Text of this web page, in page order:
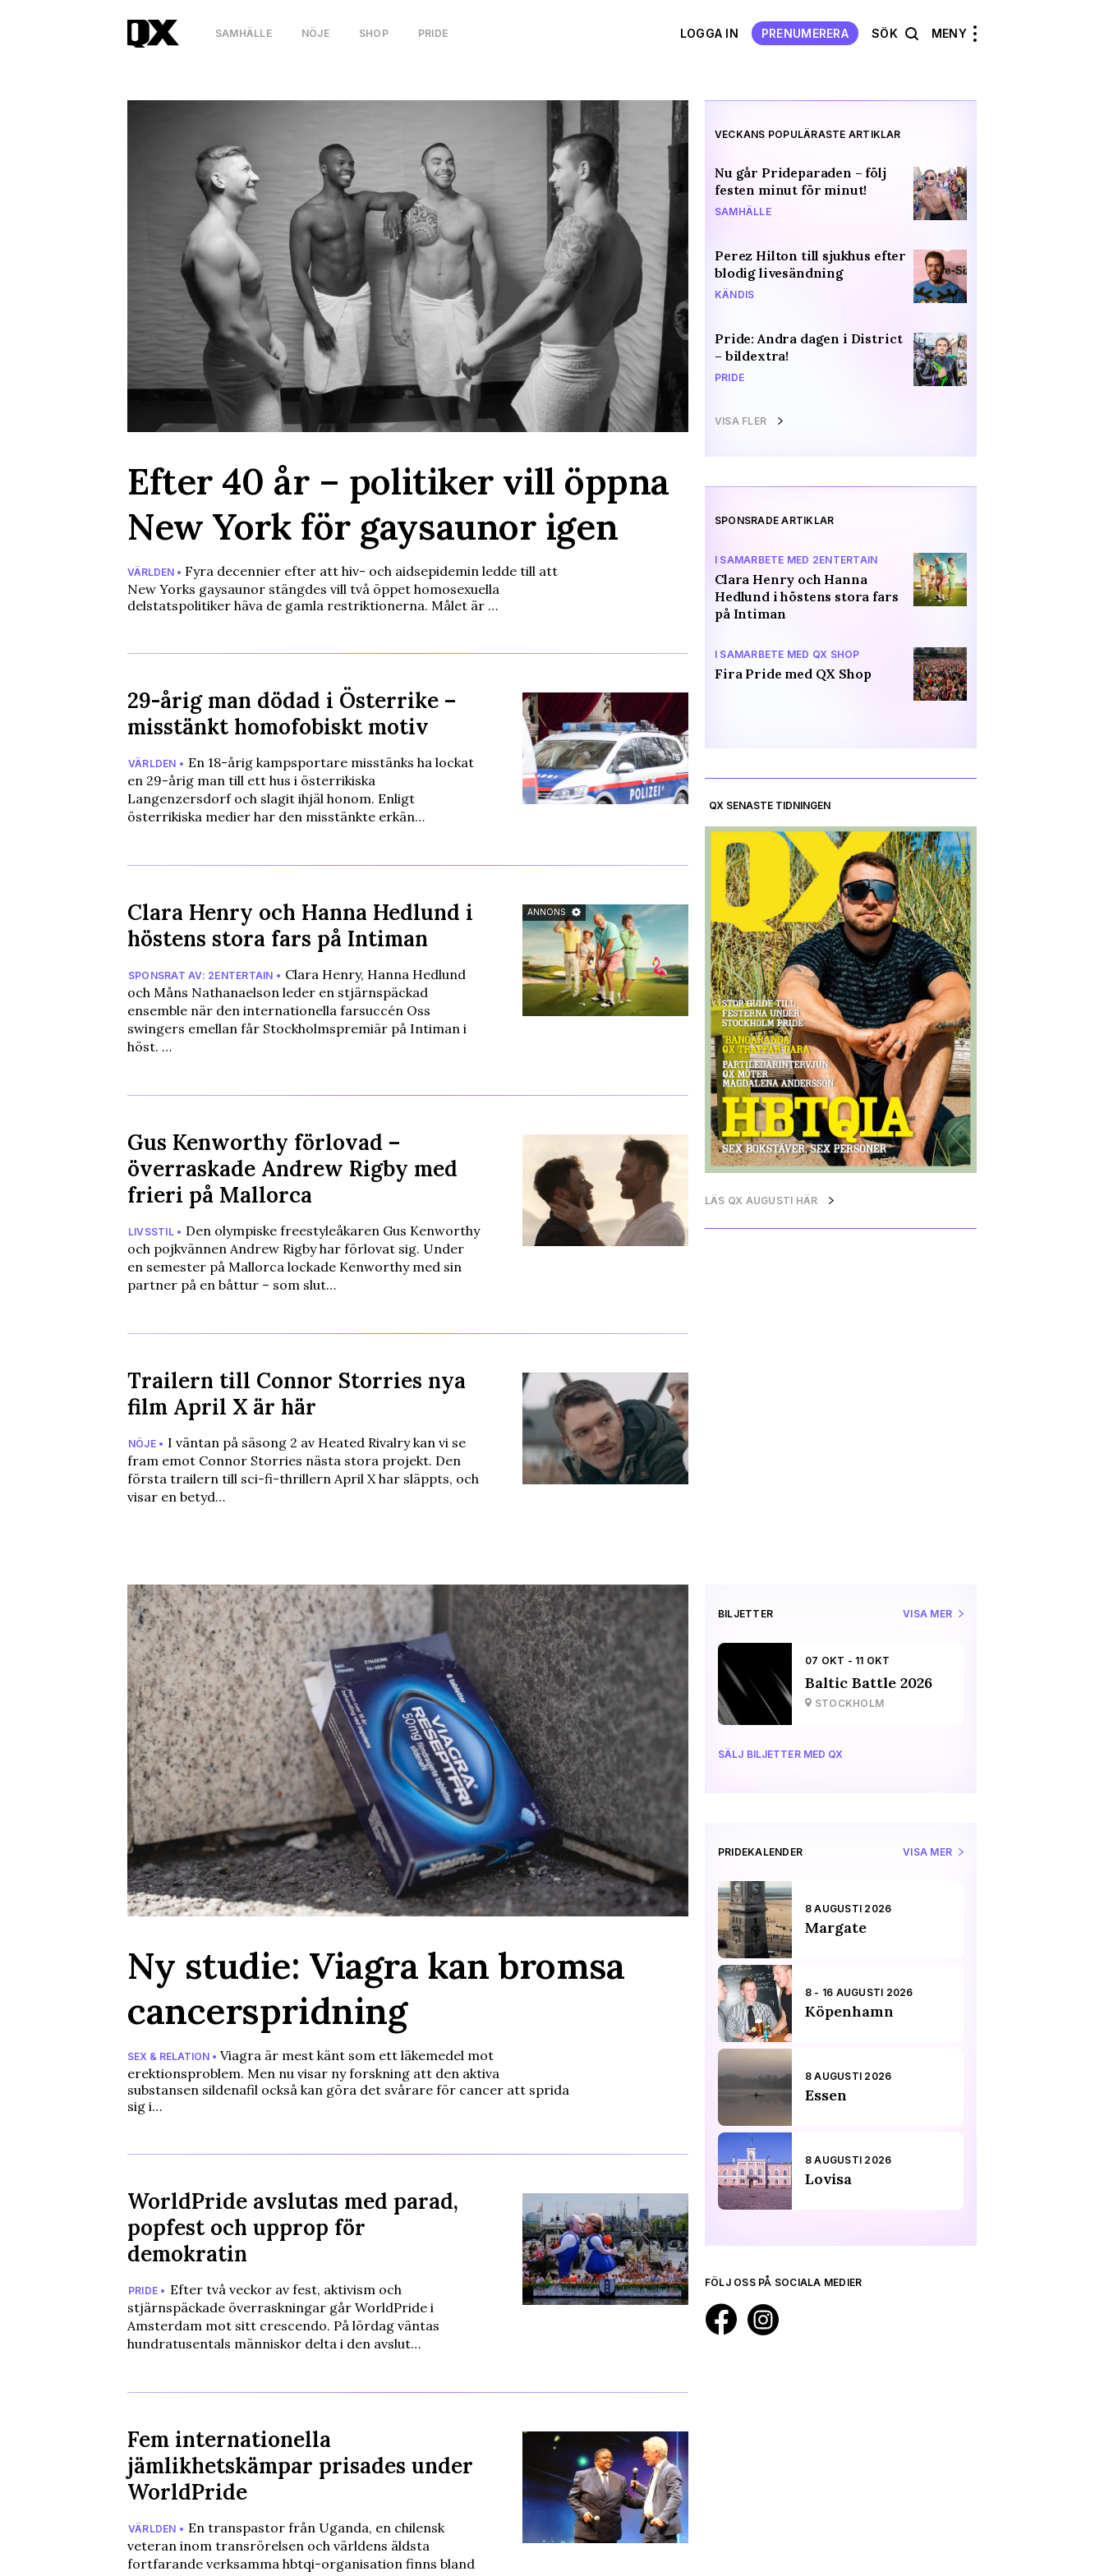
SAMHÄLLE NÖJE SHOP PRIDE LOGGA IN PRENUMERERA SÖK MENY
Efter 40 år – politiker vill öppna
New York för gaysaunor igen
VÄRLDEN • Fyra decennier efter att hiv- och aidsepidemin ledde till att
New Yorks gaysaunor stängdes vill två öppet homosexuella
delstatspolitiker häva de gamla restriktionerna. Målet är …
29-årig man dödad i Österrike –
misstänkt homofobiskt motiv
VÄRLDEN • En 18-årig kampsportare misstänks ha lockat
en 29-årig man till ett hus i österrikiska
Langenzersdorf och slagit ihjäl honom. Enligt
österrikiska medier har den misstänkte erkän…
ANNONS
Clara Henry och Hanna Hedlund i
höstens stora fars på Intiman
SPONSRAT AV: 2ENTERTAIN • Clara Henry, Hanna Hedlund
och Måns Nathanaelson leder en stjärnspäckad
ensemble när den internationella farsuccén Oss
swingers emellan får Stockholmspremiär på Intiman i
höst. …
Gus Kenworthy förlovad –
överraskade Andrew Rigby med
frieri på Mallorca
LIVSSTIL • Den olympiske freestyleåkaren Gus Kenworthy
och pojkvännen Andrew Rigby har förlovat sig. Under
en semester på Mallorca lockade Kenworthy med sin
partner på en båttur – som slut…
Trailern till Connor Storries nya
film April X är här
NÖJE • I väntan på säsong 2 av Heated Rivalry kan vi se
fram emot Connor Storries nästa stora projekt. Den
första trailern till sci-fi-thrillern April X har släppts, och
visar en betyd…
VECKANS POPULÄRASTE ARTIKLAR
Nu går Prideparaden – följ
festen minut för minut!
SAMHÄLLE
Perez Hilton till sjukhus efter
blodig livesändning
KÄNDIS
Pride: Andra dagen i District
– bildextra!
PRIDE
VISA FLER
SPONSRADE ARTIKLAR
I SAMARBETE MED 2ENTERTAIN
Clara Henry och Hanna
Hedlund i höstens stora fars
på Intiman
I SAMARBETE MED QX SHOP
Fira Pride med QX Shop
QX SENASTE TIDNINGEN
LÄS QX AUGUSTI HÄR
Ny studie: Viagra kan bromsa
cancerspridning
SEX & RELATION • Viagra är mest känt som ett läkemedel mot
erektionsproblem. Men nu visar ny forskning att den aktiva
substansen sildenafil också kan göra det svårare för cancer att sprida
sig i…
WorldPride avslutas med parad,
popfest och upprop för
demokratin
PRIDE • Efter två veckor av fest, aktivism och
stjärnspäckade överraskningar går WorldPride i
Amsterdam mot sitt crescendo. På lördag väntas
hundratusentals människor delta i den avslut…
Fem internationella
jämlikhetskämpar prisades under
WorldPride
VÄRLDEN • En transpastor från Uganda, en chilensk
veteran inom transrörelsen och världens äldsta
fortfarande verksamma hbtqi-organisation finns bland
BILJETTER VISA MER
07 OKT - 11 OKT
Baltic Battle 2026
STOCKHOLM
SÄLJ BILJETTER MED QX
PRIDEKALENDER VISA MER
8 AUGUSTI 2026
Margate
8 - 16 AUGUSTI 2026
Köpenhamn
8 AUGUSTI 2026
Essen
8 AUGUSTI 2026
Lovisa
FÖLJ OSS PÅ SOCIALA MEDIER